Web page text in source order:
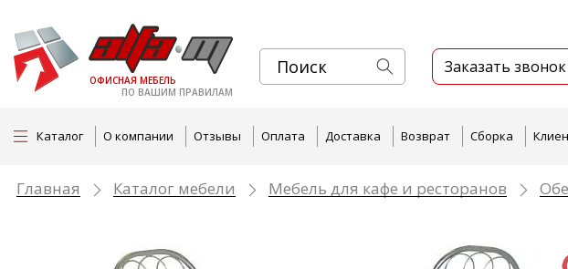
ОФИСНАЯ МЕБЕЛЬ
ПО ВАШИМ ПРАВИЛАМ
Заказать звонок
Каталог О компании Отзывы Оплата Доставка Возврат Сборка
Главная Каталог мебели Мебель для кафе и ресторанов